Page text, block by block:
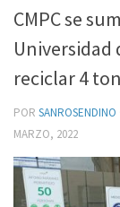
CMPC se
Universidad
reciclar 4
POR SANROSENDINO
MARZO, 2022